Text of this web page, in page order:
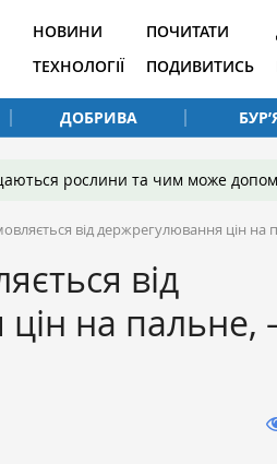
НОВИНИ
ТЕХНОЛОГІЇ
ПОЧИТАТИ
ПОДИВИТИСЬ
ДОБРИВА
рослини та чим може
від держрегулювання цін
від
на